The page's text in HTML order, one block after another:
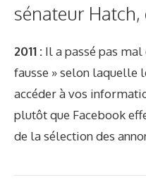
sénateur Hatch,
2011 : Il a passé pas
fausse » selon laquelle
accéder à vos
plutôt que Facebook
de la sélection des